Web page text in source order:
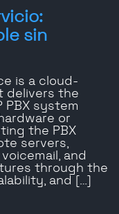
sin
is a cloud-
delivers the
system
or
the PBX
servers,
and
through the
and […]